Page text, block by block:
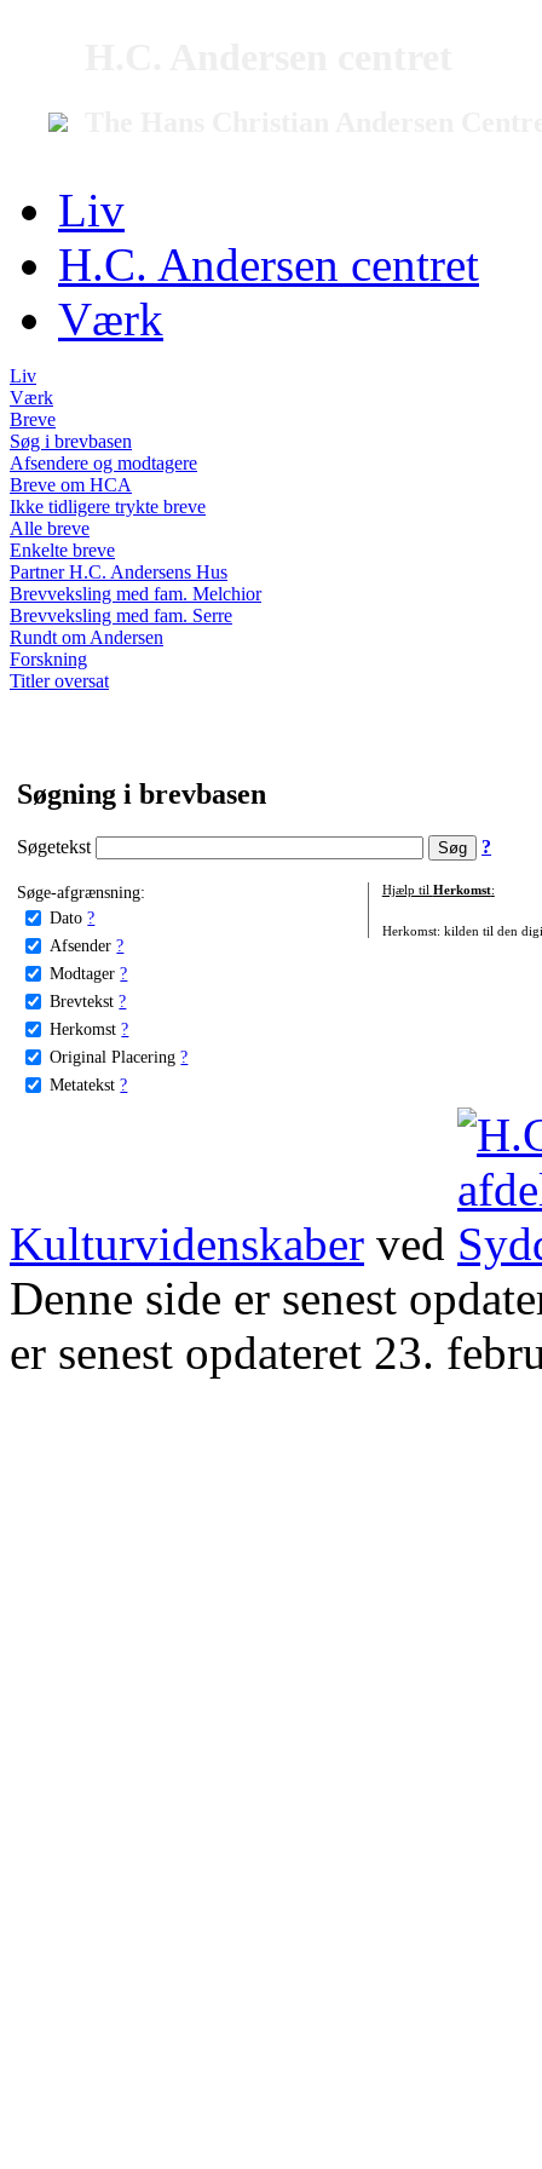
Liv
H.C. Andersen centret
Værk
Liv
Værk
Breve
Søg i brevbasen
Afsendere og modtagere
Breve om HCA
Ikke tidligere trykte breve
Alle breve
Enkelte breve
Partner H.C. Andersens Hus
Brevveksling med fam. Melchior
Brevveksling med fam. Serre
Rundt om Andersen
Forskning
Titler oversat
Søgning i brevbasen
Søgetekst ?
Søge-afgrænsning:
Dato ?
Afsender ?
Modtager ?
Brevtekst ?
Herkomst ?
Original Placering ?
Metatekst ?
Hjælp til Herkomst:
Herkomst: kilden til den
Kulturvidenskaber ved
Denne side er senest
er senest opdateret 23.